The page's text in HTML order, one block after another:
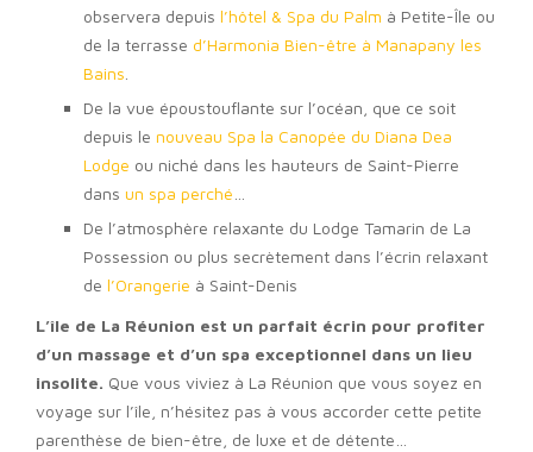
observera depuis l’hôtel & Spa du Palm à Petite-Île ou
de la terrasse d’Harmonia Bien-être à Manapany les
Bains
De la vue époustouflante sur l’océan, que ce soit
depuis le nouveau Spa la Canopée du Diana Dea
Lodge ou niché dans les hauteurs de Saint-Pierre
dans un spa perché
De l’atmosphère relaxante du Lodge Tamarin de La
Possession ou plus secrètement dans l’écrin relaxant
de l’Orangerie à Saint-Denis
L’île de La Réunion est un parfait écrin pour profiter
d’un massage et d’un spa exceptionnel dans un lieu
insolite. Que vous viviez à La Réunion que vous soyez en
voyage sur l’île, n’hésitez pas à vous accorder cette petite
parenthèse de bien-être, de luxe et de détente…